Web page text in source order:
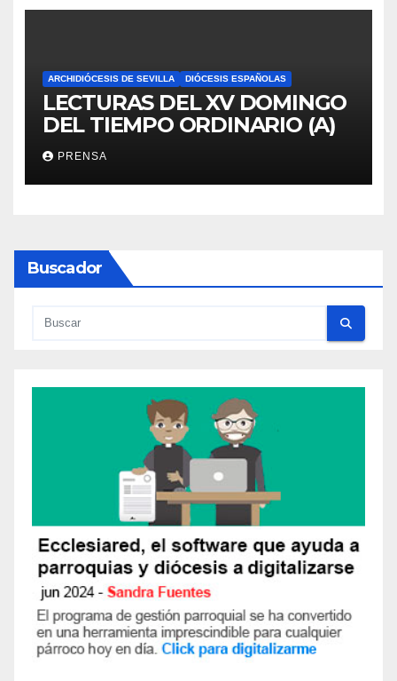
ARCHIDIÓCESIS DE SEVILLA DIÓCESIS ESPAÑOLAS
LECTURAS DEL XV DOMINGO
DEL TIEMPO ORDINARIO (A)
PRENSA
Buscador